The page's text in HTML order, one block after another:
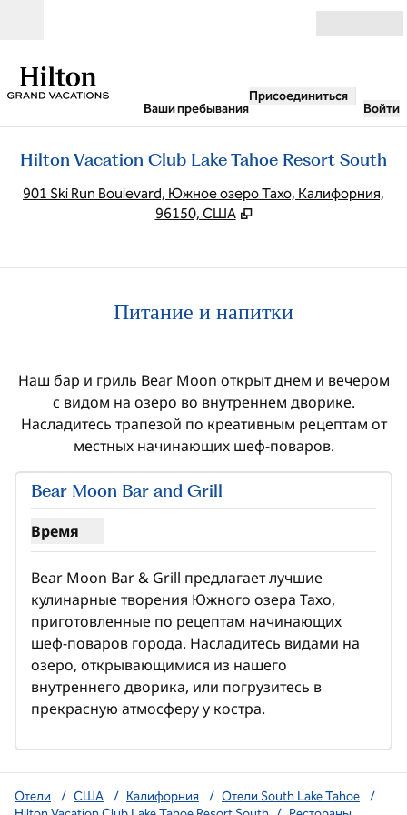
Ваши пребывания
Присоединиться
Войти
Hilton Vacation Club Lake Tahoe Resort South
901 Ski Run Boulevard, Южное озеро Тахо, Калифорния,
96150, США
Питание и напитки
Наш бар и гриль Bear Moon открыт днем и вечером
с видом на озеро во внутреннем дворике.
Насладитесь трапезой по креативным рецептам от
местных начинающих шеф-поваров.
Bear Moon Bar and Grill
Время
Покажите часы работы бара и гриля Bear Moon
Bear Moon Bar & Grill предлагает лучшие
кулинарные творения Южного озера Тахо,
приготовленные по рецептам начинающих
шеф-поваров города. Насладитесь видами на
озеро, открывающимися из нашего
внутреннего дворика, или погрузитесь в
прекрасную атмосферу у костра.
Отели / США / Калифорния / Отели South Lake Tahoe
/